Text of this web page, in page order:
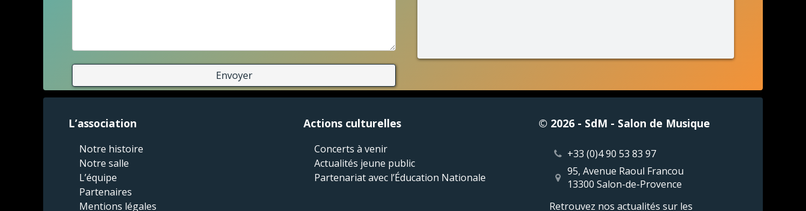
L’association
Notre histoire
Notre salle
L’équipe
Partenaires
Mentions légales
Actions culturelles
Concerts à venir
Actualités jeune public
Partenariat avec l’Éducation Nationale
© 2026 - SdM - Salon de Musique
+33 (0)4 90 53 83 97
95, Avenue Raoul Francou
13300 Salon-de-Provence
Retrouvez nos actualités sur les